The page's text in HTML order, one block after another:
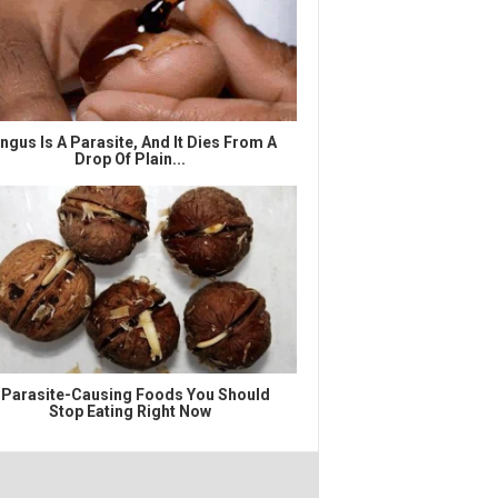
Is A Parasite, And It Dies From A
Drop Of Plain...
Causing Foods You Should
Stop Eating Right Now